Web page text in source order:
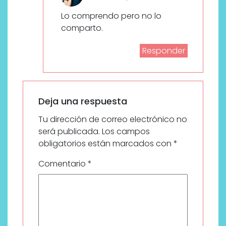
Lo comprendo pero no lo
comparto.
Responder
Deja una respuesta
Tu dirección de correo electrónico no
será publicada. Los campos
obligatorios están marcados con *
Comentario *